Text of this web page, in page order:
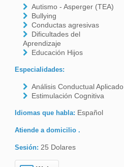
Autismo - Asperger (TEA)
Bullying
Conductas agresivas
Dificultades del
Aprendizaje
Educación Hijos
Especialidades:
Análisis Conductual Aplicado
Estimulación Cognitiva
Idiomas que habla: Español
Atiende a domicilio .
Sesión: 25 Dolares